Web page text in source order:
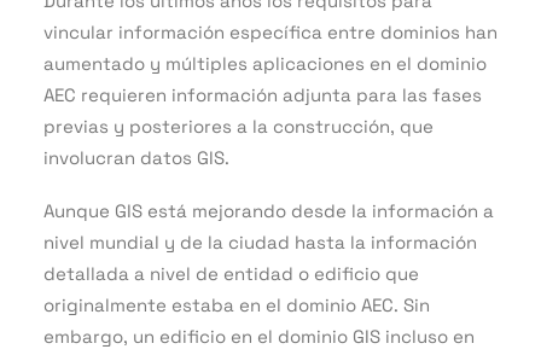
vincular información específica entre dominios han
aumentado y múltiples aplicaciones en el dominio
AEC requieren información adjunta para las fases
previas y posteriores a la construcción, que
involucran datos GIS.
Aunque GIS está mejorando desde la información a
nivel mundial y de la ciudad hasta la información
detallada a nivel de entidad o edificio que
originalmente estaba en el dominio AEC. Sin
embargo, un edificio en el dominio GIS incluso en